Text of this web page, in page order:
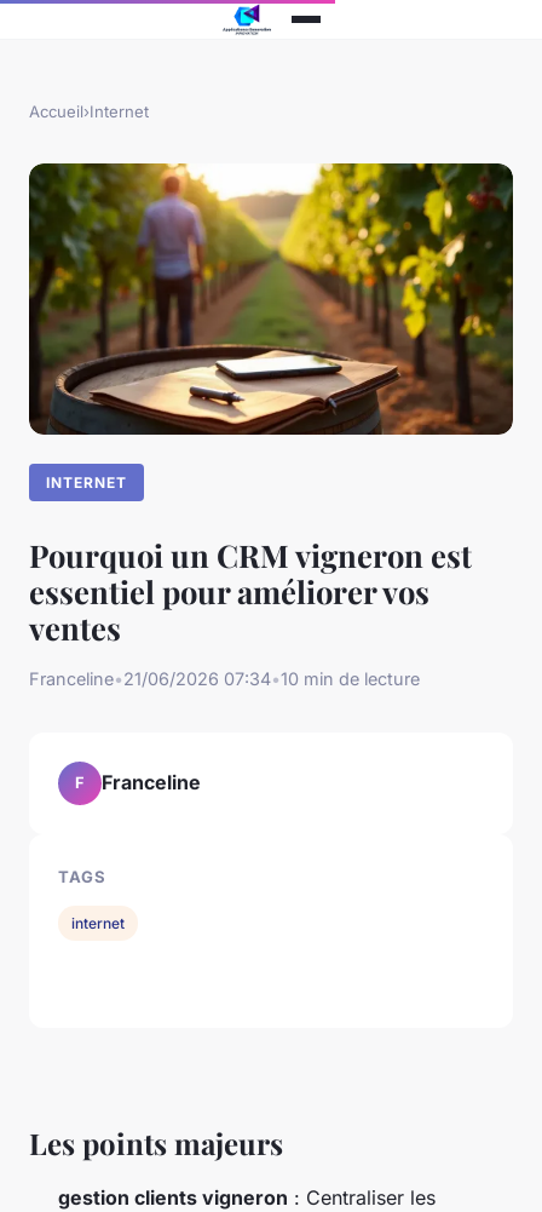
Accueil›Internet
INTERNET
Pourquoi un CRM vigneron est
essentiel pour améliorer vos
ventes
Franceline•21/06/2026 07:34•10 min de lecture
Les points majeurs
gestion clients vigneron : Centraliser les
F Franceline
TAGS
internet